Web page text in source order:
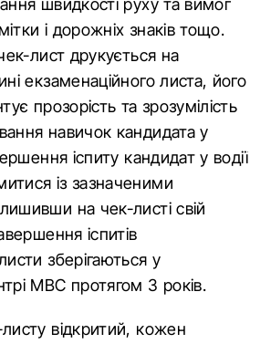
швидкості руху та вимог
і дорожніх знаків тощо.
лист друкується на
екзаменаційного листа, його
прозорість та зрозумілість
навичок кандидата у
іспиту кандидат у водії
із зазначеними
на чек-листі свій
іспитів
зберігаються у
МВС протягом 3 років.
відкритий, кожен